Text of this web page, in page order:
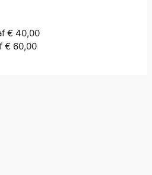
€ 40,00
€ 60,00